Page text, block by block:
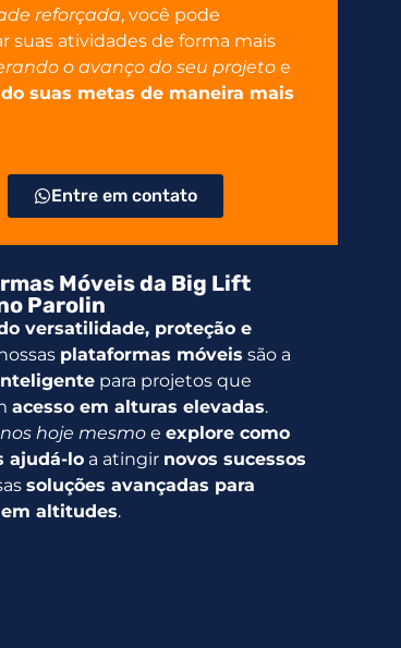
reforçada, você pode
suas atividades de forma mais
o avanço do seu projetoe
suas metas de maneira mais
Entre em contato
Móveis da Big Lift
Parolin
versatilidade, proteção e
plataformas móveis são a
para projetos que
acesso em alturas elevadas.
hoje mesmoe explore como
ajudá-loa atingir novos sucessos
soluções avançadas para
altitudes.